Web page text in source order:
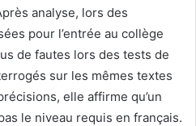
analyse, lors des
pour l’entrée au collège
de fautes lors des tests de
sur les mêmes textes
elle affirme qu’un
le niveau requis en français.